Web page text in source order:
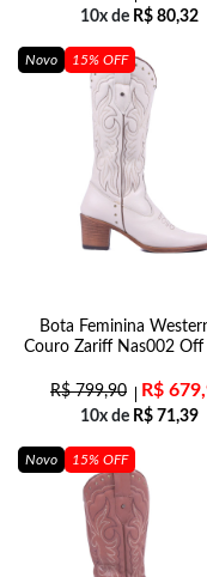
10x de R$80,32
Novo 15% OFF
Bota Feminina
Couro Zariff Nas002
R$799,90 R$
10x de R$71,39
Novo 15% OFF